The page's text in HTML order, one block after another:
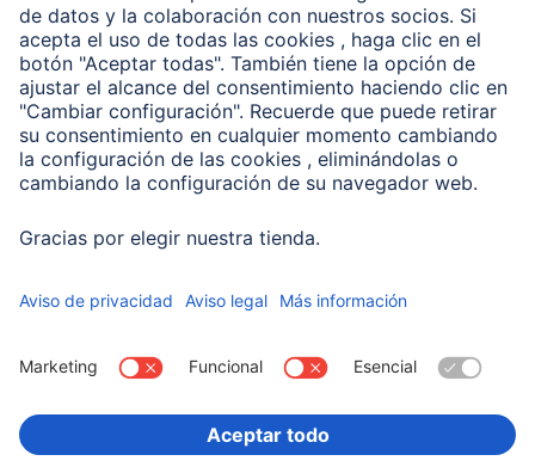
Conviértete en distribuidor
Compañía
Historia de la empresa
Hama en todo el Mundo
Sostenibilidad
Business-Portal
Escoger Pais